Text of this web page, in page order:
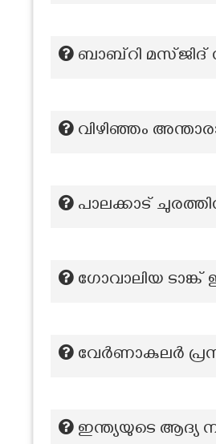
ബാബ്റി മസ്ജിദ്
വിഴിഞ്ഞം
പാലക്കാട്
ഗോവാലിയ ടാങ്ക്
വേർണാകുലർ
ഇന്ത്യയുടെ ആദ്യ